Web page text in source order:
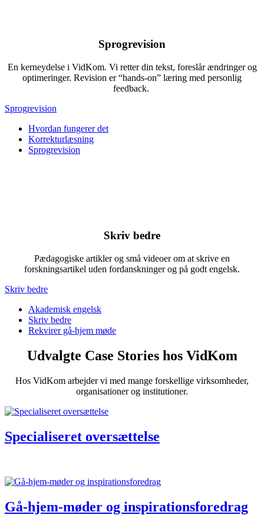
Sprogrevision
En kerneydelse i VidKom. Vi retter din tekst, foreslår ændringer og
optimeringer. Revision er “hands-on” læring med personlig
feedback.
Sprogrevision
Hvordan fungerer det
Korrekturlæsning
Sprogrevision
Skriv bedre
Pædagogiske artikler og små videoer om at skrive en
forskningsartikel uden fordanskninger og på godt engelsk.
Skriv bedre
Akademisk engelsk
Skriv bedre
Rekvirer gå-hjem møde
Udvalgte Case Stories hos VidKom
Hos VidKom arbejder vi med mange forskellige virksomheder,
organisationer og institutioner.
Specialiseret oversættelse
Gå-hjem-møder og inspirationsforedrag